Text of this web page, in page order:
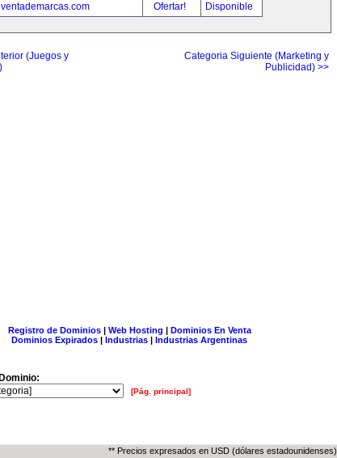
ventademarcas.com
Ofertar! Disponible
(Juegos y
Categoria Siguiente (Marketing y
Publicidad) >>
Registro de Dominios| Web Hosting | Dominios En Venta
Dominios Expirados | Industrias | Industrias Argentinas
[Pág. principal]
** Precios expresados en USD (dólares estadounidenses)